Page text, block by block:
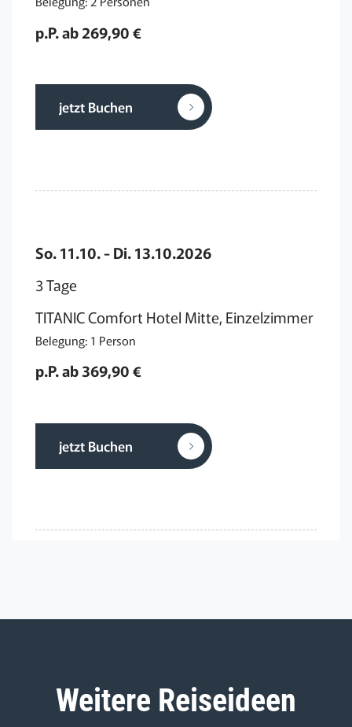
p.P. ab 269,90 €
jetzt Buchen
So. 11.10. - Di. 13.10.2026
3 Tage
TITANIC Comfort Hotel Mitte, Einzelzimmer
Belegung: 1 Person
p.P. ab 369,90 €
jetzt Buchen
Weitere Reiseideen